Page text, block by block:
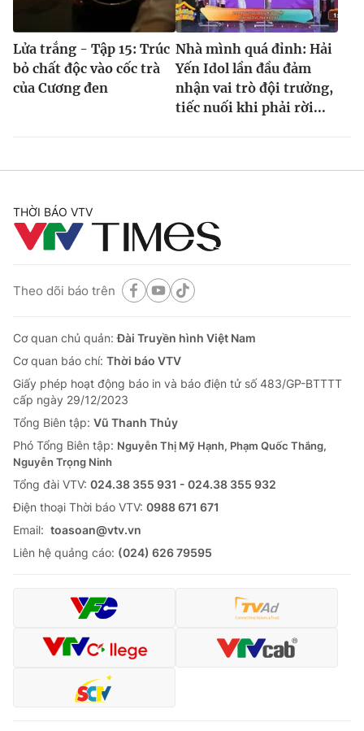
Lửa trắng - Tập 15: Trúc
bỏ chất độc vào cốc trà
của Cương đen
Nhà mình quá đỉnh: Hải
Yến Idol lần đầu đảm
nhận vai trò đội trưởng,
tiếc nuối khi phải rời...
THỜI BÁO VTV
Theo dõi báo trên
Cơ quan chủ quản:Đài Truyền hình Việt Nam
Cơ quan báo chí: Thời báo VTV
Giấy phép hoạt động báo in và báo điện tử số 483/GP-BTTTT
cấp ngày 29/12/2023
Tổng Biên tập: Vũ Thanh Thủy
Phó Tổng Biên tập: Nguyễn Thị Mỹ Hạnh, Phạm Quốc Thắng,
Nguyễn Trọng Ninh
Tổng đài VTV: 024.38 355 931 - 024.38 355 932
Ðiện thoại Thời báo VTV: 0988 671 671
Email: toasoan@vtv.vn
Liên hệ quảng cáo: (024) 626 79595